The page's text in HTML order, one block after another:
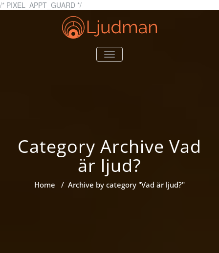
/* PIXEL_APPT_GUARD */Skip
content
Ljudman.se Allt du behöver veta om
TOGGLE
NAVIGATION
Category Archive Vad
är ljud?
Home / Archive by category "Vad är ljud?"